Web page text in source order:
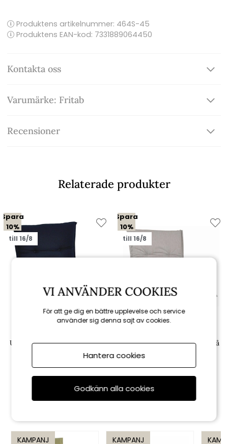
Produktens artikelnummer: 464S-45
Produktens EAN-kod: 7331889064450
Kontakta oss
Varumärke: Fritab
Recensioner
Relaterade produkter
Spara
10%
till 16/8
Universaldyna, fiber - marin
437 kr 485 kr
Spara
10%
till 16/8
Universaldyna, fiber - askgrå
437 kr 485 kr
Rekommenderade tillbehör
KAMPANJ KAMPANJ
VI ANVÄNDER COOKIES
För att ge dig en bättre upplevelse och service
använder sig denna sajt av cookies.
Hantera cookies
Godkänn alla cookies